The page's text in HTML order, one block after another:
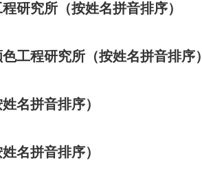
研究所（按姓名拼音排序）
工程研究所（按姓名拼音排序）
名拼音排序）
名拼音排序）